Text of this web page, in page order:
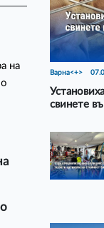
на
Варна<+>
свинете